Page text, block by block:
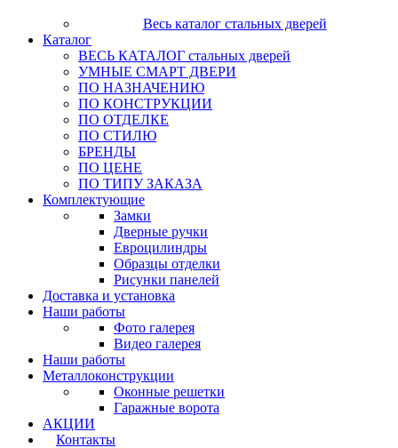
Весь каталог стальных дверей
Каталог
ВЕСЬ КАТАЛОГ стальных дверей
УМНЫЕ СМАРТ ДВЕРИ
ПО НАЗНАЧЕНИЮ
ПО КОНСТРУКЦИИ
ПО ОТДЕЛКЕ
ПО СТИЛЮ
БРЕНДЫ
ПО ЦЕНЕ
ПО ТИПУ ЗАКАЗА
Комплектующие
Замки
Дверные ручки
Евроцилиндры
Образцы отделки
Рисунки панелей
Доставка и установка
Наши работы
Фото галерея
Видео галерея
Наши работы
Металлоконструкции
Оконные решетки
Гаражные ворота
АКЦИИ
Контакты